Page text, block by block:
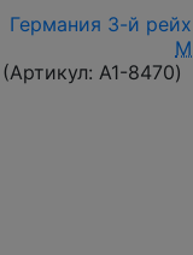
Германия 3-й
(Артикул: A1-8470)